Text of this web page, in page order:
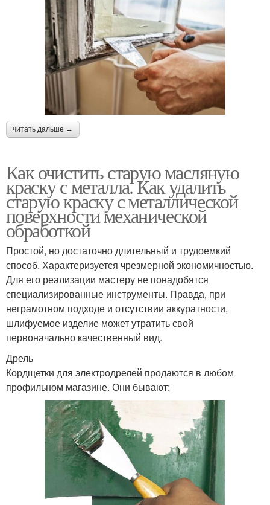
читать дальше →
Как очистить старую масляную
краску с металла. Как удалить
старую краску с металлической
поверхности механической
обработкой
Простой, но достаточно длительный и трудоемкий
способ. Характеризуется чрезмерной экономичностью.
Для его реализации мастеру не понадобятся
специализированные инструменты. Правда, при
неграмотном подходе и отсутствии аккуратности,
шлифуемое изделие может утратить свой
первоначально качественный вид.
Дрель
Кордщетки для электродрелей продаются в любом
профильном магазине. Они бывают: